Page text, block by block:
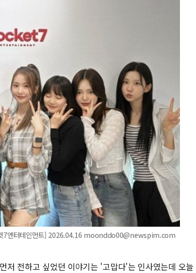
7엔터테인먼트] 2026.04.16 moonddo00@newspim.com
저 전하고 싶었던 이야기는 '고맙다'는 인사였는데 오늘